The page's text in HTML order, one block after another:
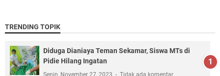
TRENDING TOPIK
Diduga Dianiaya Teman Sekamar, Siswa MTs di
Pidie Hilang Ingatan
Senin, November 27, 2023 Tidak ada komentar